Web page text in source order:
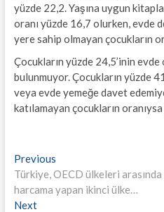
yüzde 22,2. Yaşına uygun
oranı yüzde 16,7 olurken, evde
yere sahip olmayan çocukların
Çocukların yüzde 24,5’inin
bulunmuyor. Çocukların yüzde
veya evde yemeğe davet
katılamayan çocukların oranıysa
Yazı
gezinmesi
PreviousPrevious
post:
Türkiye, OECD ülkeleri
harcama yapan ikinci ülke…
NextNext